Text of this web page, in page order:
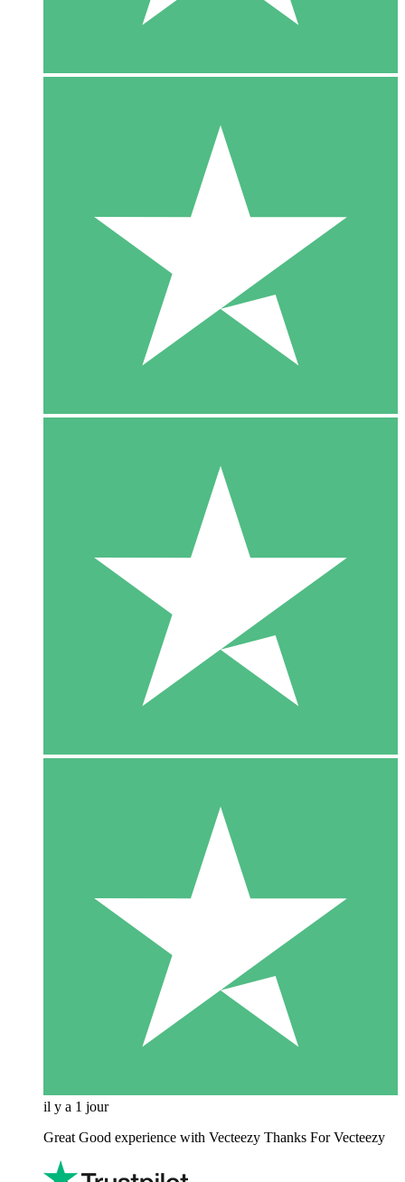
il y a 1 jour
Great Good experience with Vecteezy Thanks For Vecteezy